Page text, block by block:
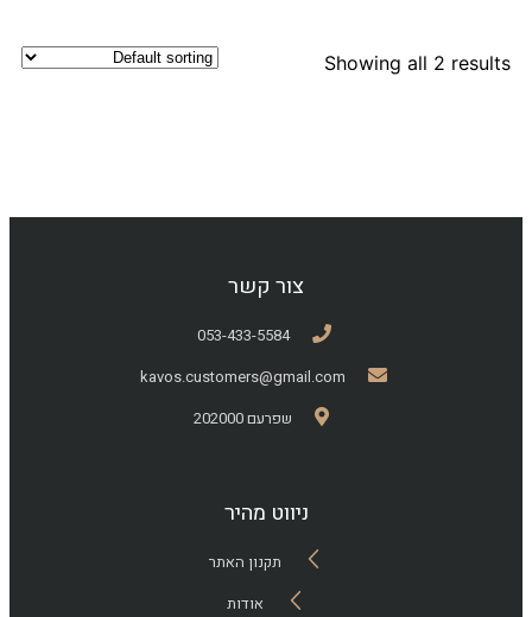
Showing all 2 results
צור קשר
053-433-5584
kavos.customers@gmail.com
שפרעם 202000
ניווט מהיר
תקנון האתר
אודות